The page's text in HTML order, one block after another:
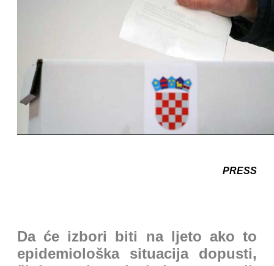
PRESS
Da će izbori biti na ljeto ako to
epidemiološka situacija dopusti,